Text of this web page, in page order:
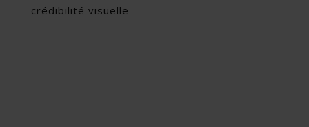
crédibilité visuelle